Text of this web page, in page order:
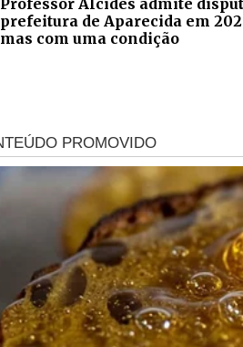
Professor Alcides admite
prefeitura de Aparecida em
mas com uma condição